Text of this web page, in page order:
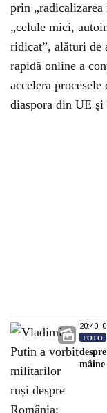
prin
„celule mici,
ridicat”, alături de
rapidă online a
accelera
diaspora din UE
20:40,
FOTO
mâine